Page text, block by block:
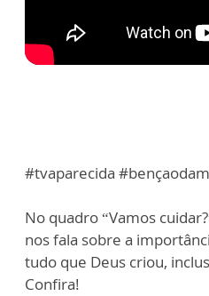
#tvaparecida
No quadro “Vamos
nos fala sobre a
tudo que Deus criou,
Confira!